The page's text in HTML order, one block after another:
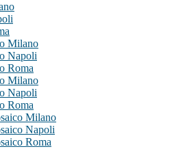
Milano
Napoli
Roma
Milano
Napoli
Roma
Milano
Napoli
Roma